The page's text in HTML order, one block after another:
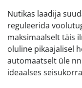
Nutikas laadija
reguleerida
maksimaalselt täis
oluline pikaajalisel
automaatselt üle
ideaalses